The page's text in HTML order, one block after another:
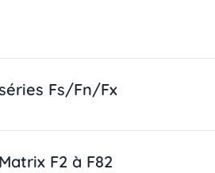
Fs/Fn/Fx
F2 à F82